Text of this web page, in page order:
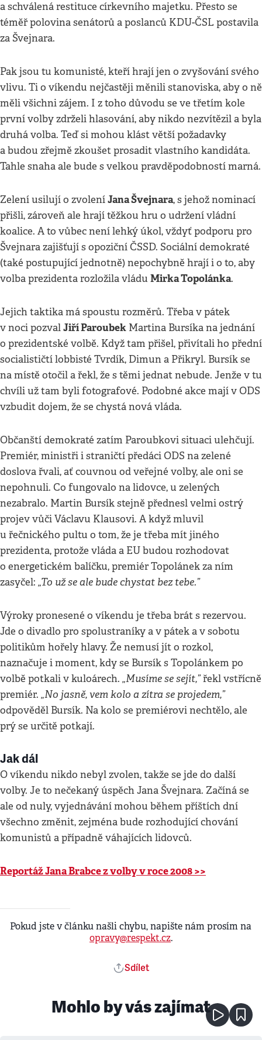
a schválená restituce církevního majetku. Přesto se
téměř polovina senátorů a poslanců KDU-ČSL postavila
za Švejnara.
Pak jsou tu komunisté, kteří hrají jen o zvyšování svého
vlivu. Ti o víkendu nejčastěji měnili stanoviska, aby o ně
měli všichni zájem. I z toho důvodu se ve třetím kole
první volby zdrželi hlasování, aby nikdo nezvítězil a byla
druhá volba. Teď si mohou klást větší požadavky
a budou zřejmě zkoušet prosadit vlastního kandidáta.
Tahle snaha ale bude s velkou pravděpodobností marná.
Zelení usilují o zvoleníJana Švejnara, s jehož nominací
přišli, zároveň ale hrají těžkou hru o udržení vládní
koalice. A to vůbec není lehký úkol, vždyť podporu pro
Švejnara zajišťují s opoziční ČSSD. Sociální demokraté
(také postupující jednotně) nepochybně hrají i o to, aby
volba prezidenta rozložila vládu Mirka Topolánka.
Jejich taktika má spoustu rozměrů. Třeba v pátek
v noci pozvalJiří Paroubek Martina Bursíka na jednání
o prezidentské volbě. Když tam přišel, přivítali ho přední
socialističtí lobbisté Tvrdík, Dimun a Přikryl. Bursík se
na místě otočil a řekl, že s těmi jednat nebude. Jenže v tu
chvíli už tam byli fotografové. Podobné akce mají v ODS
vzbudit dojem, že se chystá nová vláda.
Občanští demokraté zatím Paroubkovi situaci ulehčují.
Premiér, ministři i straničtí předáci ODS na zelené
doslova řvali, ať couvnou od veřejné volby, ale oni se
nepohnuli. Co fungovalo na lidovce, u zelených
nezabralo. Martin Bursík stejně přednesl velmi ostrý
projev vůči Václavu Klausovi. A když mluvil
u řečnického pultu o tom, že je třeba mít jiného
prezidenta, protože vláda a EU budou rozhodovat
o energetickém balíčku, premiér Topolánek za ním
zasyčel: „To už se ale bude chystat bez tebe.”
Výroky pronesené o víkendu je třeba brát s rezervou.
Jde o divadlo pro spolustraníky a v pátek a v sobotu
politikům hořely hlavy. Že nemusí jít o rozkol,
naznačuje i moment, kdy se Bursík s Topolánkem po
volbě potkali v kuloárech. „Musíme se sejít,”řekl vstřícně
premiér. „No jasně, vem kolo a zítra se projedem,”
odpověděl Bursík. Na kolo se premiérovi nechtělo, ale
prý se určitě potkají.
Jak dál
O víkendu nikdo nebyl zvolen, takže se jde do další
volby. Je to nečekaný úspěch Jana Švejnara. Začíná se
ale od nuly, vyjednávání mohou během příštích dní
všechno změnit, zejména bude rozhodující chování
komunistů a případně váhajících lidovců.
Reportáž Jana Brabce z volby v roce 2008 >>
Pokud jste v článku našli chybu, napište nám prosím na
opravy@respekt.cz.
Sdílet
Mohlo by vás zajímat